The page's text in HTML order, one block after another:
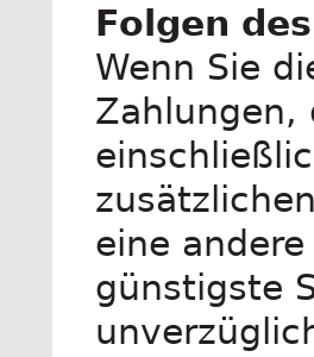
Folgen
Wenn Sie
Zahlungen,
eine
günstigste